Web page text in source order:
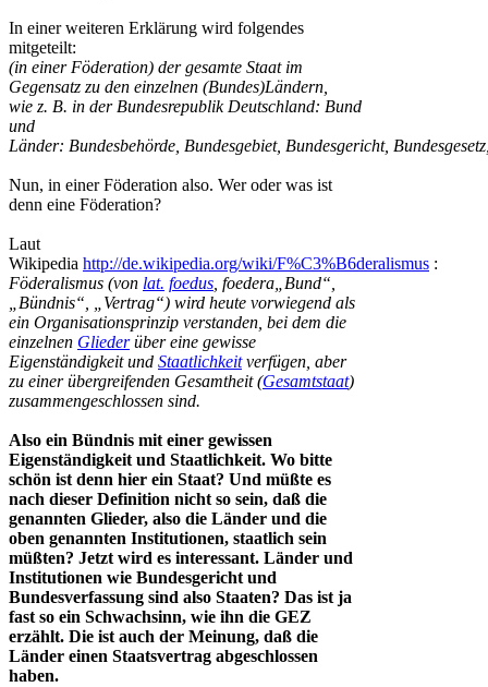
In einer weiteren Erklärung wird folgendes
mitgeteilt:
(in einer Föderation) der gesamte Staat im
Gegensatz zu den einzelnen (Bundes)Ländern,
wie z. B. in der Bundesrepublik Deutschland: Bund
und
Länder: Bundesbehörde, Bundesgebiet, Bundesgericht,
Nun, in einer Föderation also. Wer oder was ist
denn eine Föderation?
Laut
Wikipedia http://de.wikipedia.org/wiki/F%C3%B6deralismus :
Föderalismus (von lat. foedus , foedera„Bund“,
„Bündnis“, „Vertrag“) wird heute vorwiegend als
ein Organisationsprinzip verstanden, bei dem die
einzelnen Gliederüber eine gewisse
Eigenständigkeit und Staatlichkeitverfügen, aber
zu einer übergreifenden Gesamtheit (Gesamtstaat)
zusammengeschlossen sind.
Also ein Bündnis mit einer gewissen
Eigenständigkeit und Staatlichkeit. Wo bitte
schön ist denn hier ein Staat? Und müßte es
nach dieser Definition nicht so sein, daß die
genannten Glieder, also die Länder und die
oben genannten Institutionen, staatlich sein
müßten? Jetzt wird es interessant. Länder und
Institutionen wie Bundesgericht und
Bundesverfassung sind also Staaten? Das ist ja
fast so ein Schwachsinn, wie ihn die GEZ
erzählt. Die ist auch der Meinung, daß die
Länder einen Staatsvertrag abgeschlossen
haben.